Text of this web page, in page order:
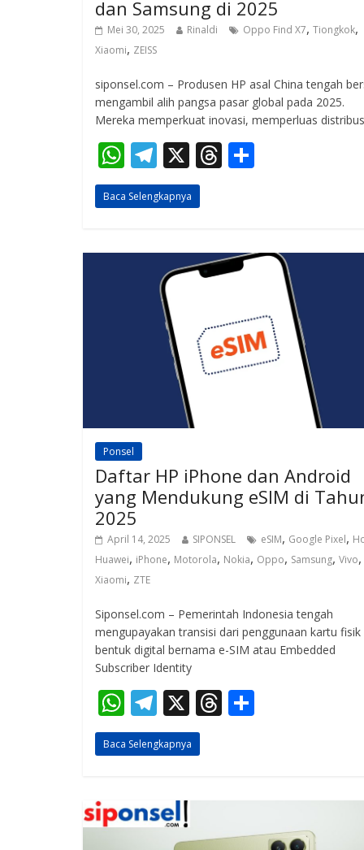
dan Samsung di 2025
Mei 30, 2025 Rinaldi Oppo Find X7, Tiongkok,
Xiaomi, ZEISS
siponsel.com – Produsen HP asal China tengah
mengambil alih pangsa pasar global pada 2025.
Mereka memperkuat inovasi, memperluas
W
h
at
A
T
el
e
a
m
X T
d
s
Baca Selengkapnya
Ponsel
Daftar HP iPhone dan Android
yang Mendukung eSIM di
2025
April 14, 2025 SIPONSEL eSIM, Google Pixel,
Huawei, iPhone, Motorola, Nokia, Oppo, Samsung, Vivo,
Xiaomi, ZTE
Siponsel.com – Pemerintah Indonesia tengah
mengupayakan transisi dari penggunaan kartu fisik
bentuk digital bernama e-SIM atau Embedded
Subscriber Identity
W
h
at
A
p
T
el
e
a
m
X T
s
Baca Selengkapnya